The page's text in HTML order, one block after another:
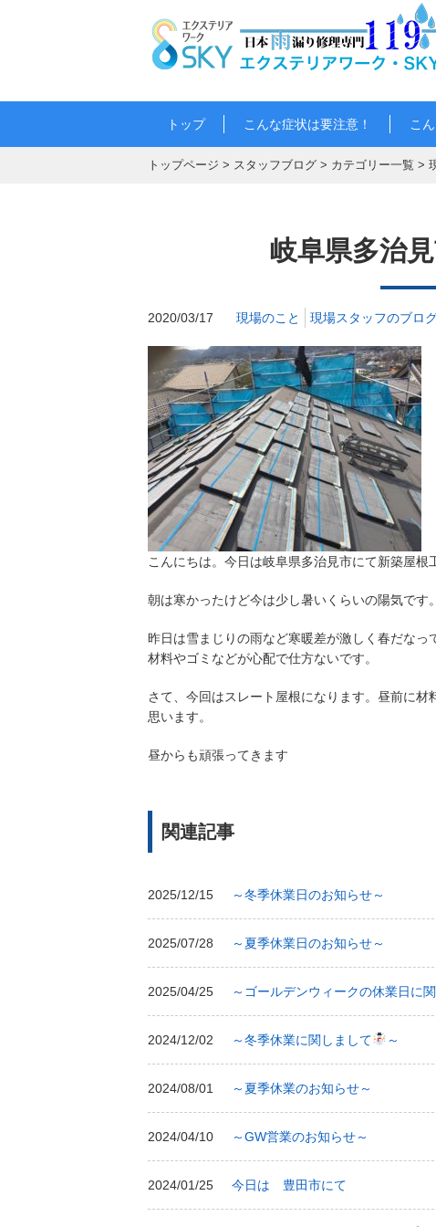
トップ こんな症状は要注意！ こ
トップページ > スタッフブログ > カテゴリー一覧 >
岐阜県多治
2020/03/17 現場のこと 現場スタッフのブロ
こんにちは。今日は岐阜県多治見市にて新築屋根
朝は寒かったけど今は少し暑いくらいの陽気です。
昨日は雪まじりの雨など寒暖差が激しく春だな
材料やゴミなどが心配で仕方ないです。
さて、今回はスレート屋根になります。昼前に
思います。
昼からも頑張ってきます
関連記事
2025/12/15 ～冬季休業日のお知らせ～
2025/07/28 ～夏季休業日のお知らせ～
2025/04/25 ～ゴールデンウィークの休業日に
2024/12/02 ～冬季休業に関しまして ～
2024/08/01 ～夏季休業のお知らせ～
2024/04/10 ～GW営業のお知らせ～
2024/01/25 今日は 豊田市にて